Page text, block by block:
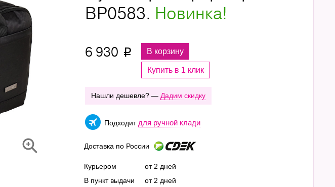
ВР0583. Новинка!
6 930 p В корзину
Купить в 1 клик
Нашли дешевле? — Дадим скидку
Подходит для ручной клади
Доставка по России
Курьером
В пункт выдачи
от 2 дней
от 2 дней